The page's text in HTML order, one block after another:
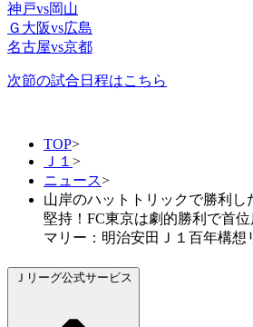
神戸vs岡山
Ｇ大阪vs広島
名古屋vs京都
次節の試合日程はこちら
TOP>
Ｊ１ >
ニュース>
山岸のハットトリックで勝利し
堅持！FC東京は劇的勝利で首
マリー：明治安田Ｊ１百年構想
Ｊリーグ公式サービス